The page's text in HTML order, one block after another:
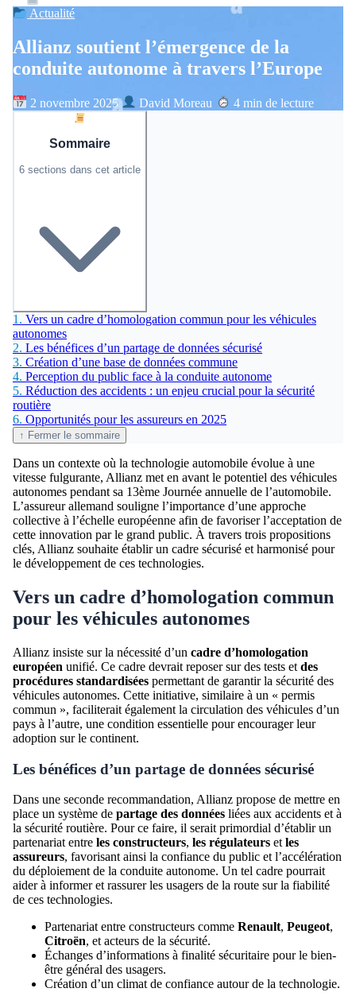
Actualité
Allianz soutient l’émergence de la
conduite autonome à travers l’Europe
2 novembre 2025 David Moreau 4 min de lecture
Sommaire
6 sections dans cet article
1. Vers un cadre d’homologation commun pour les véhicules
autonomes
2. Les bénéfices d’un partage de données sécurisé
3. Création d’une base de données commune
4. Perception du public face à la conduite autonome
5. Réduction des accidents : un enjeu crucial pour la sécurité
routière
6. Opportunités pour les assureurs en 2025
↑ Fermer le sommaire
Dans un contexte où la technologie automobile évolue à une
vitesse fulgurante, Allianz met en avant le potentiel des véhicules
autonomes pendant sa 13ème Journée annuelle de l’automobile.
L’assureur allemand souligne l’importance d’une approche
collective à l’échelle européenne afin de favoriser l’acceptation de
cette innovation par le grand public. À travers trois propositions
clés, Allianz souhaite établir un cadre sécurisé et harmonisé pour
le développement de ces technologies.
Vers un cadre d’homologation commun
pour les véhicules autonomes
Allianz insiste sur la nécessité d’un cadre d’homologation
européen unifié. Ce cadre devrait reposer sur des tests et des
procédures standardisées permettant de garantir la sécurité des
véhicules autonomes. Cette initiative, similaire à un « permis
commun », faciliterait également la circulation des véhicules d’un
pays à l’autre, une condition essentielle pour encourager leur
adoption sur le continent.
Les bénéfices d’un partage de données sécurisé
Dans une seconde recommandation, Allianz propose de mettre en
place un système de partage des données liées aux accidents et à
la sécurité routière. Pour ce faire, il serait primordial d’établir un
partenariat entre les constructeurs, les régulateurs etles
assureurs, favorisant ainsi la confiance du public et l’accélération
du déploiement de la conduite autonome. Un tel cadre pourrait
aider à informer et rassurer les usagers de la route sur la fiabilité
de ces technologies.
Partenariat entre constructeurs comme Renault, Peugeot,
Citroën, et acteurs de la sécurité.
Échanges d’informations à finalité sécuritaire pour le bien-
être général des usagers.
Création d’un climat de confiance autour de la technologie.